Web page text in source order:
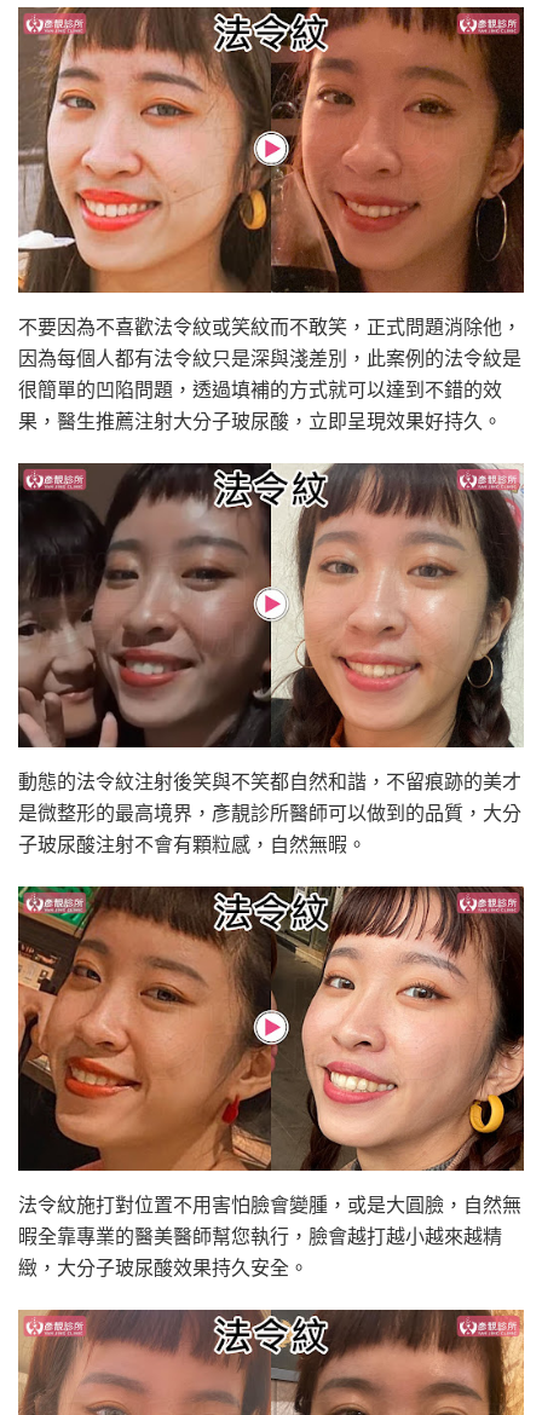
不要因為不喜歡法令紋或笑紋而不敢笑，正式問題消除他，
因為每個人都有法令紋只是深與淺差別，此案例的法令紋是
很簡單的凹陷問題，透過填補的方式就可以達到不錯的效
果，醫生推薦注射大分子玻尿酸，立即呈現效果好持久。
動態的法令紋注射後笑與不笑都自然和諧，不留痕跡的美才
是微整形的最高境界，彥靚診所醫師可以做到的品質，大分
子玻尿酸注射不會有顆粒感，自然無暇。
法令紋施打對位置不用害怕臉會變腫，或是大圓臉，自然無
暇全靠專業的醫美醫師幫您執行，臉會越打越小越來越精
緻，大分子玻尿酸效果持久安全。